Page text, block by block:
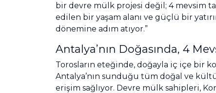
bir devre mülk projesi değil; 4 mevsim
edilen bir yaşam alanı ve güçlü bir
dönemine adım atıyor.”
Antalya’nın Doğasında, 4
Torosların eteğinde, doğayla iç içe bir
Antalya’nın sunduğu tüm doğal ve
erişim sağlıyor. Devre mülk sahipleri,